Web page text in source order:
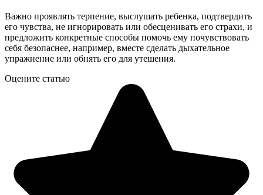
Важно проявлять терпение, выслушать ребенка, подтвердить
его чувства, не игнорировать или обесценивать его страхи, и
предложить конкретные способы помочь ему почувствовать
себя безопаснее, например, вместе сделать дыхательное
упражнение или обнять его для утешения.
Оцените статью